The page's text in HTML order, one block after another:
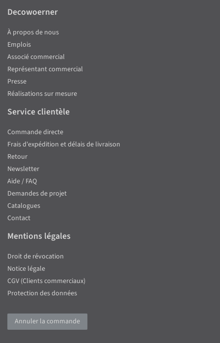
Decowoerner
À propos de nous
Emplois
Associé commercial
Représentant commercial
Presse
Réalisations sur mesure
Service clientèle
Commande directe
Frais d'expédition et délais de livraison
Retour
Newsletter
Aide / FAQ
Demandes de projet
Catalogues
Contact
Mentions légales
Droit de révocation
Notice légale
CGV (Clients commerciaux)
Protection des données
Annuler la commande